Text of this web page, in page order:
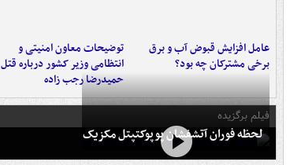
عامل افزایش قبوض آب و برق
برخی مشترکان چه بود؟
توضیحات معاون امنیتی و
انتظامی وزیر کشور درباره قتل
حمیدرضا رجب زاده
فیلم برگزیده
لحظه فوران آتشفشان پوپوکتپتل مکزیک